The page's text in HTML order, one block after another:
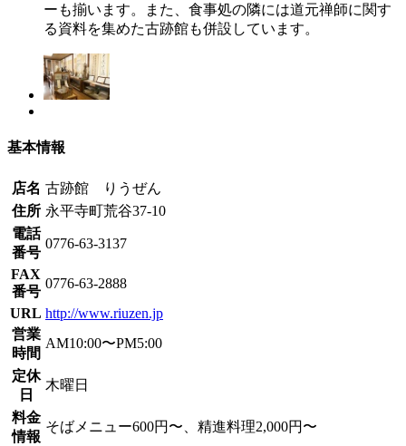
ーも揃います。また、食事処の隣には道元禅師に関す
る資料を集めた古跡館も併設しています。
基本情報
店名 古跡館 りうぜん
住所 永平寺町荒谷37-10
電話
番号
0776-63-3137
FAX
番号
0776-63-2888
URL http://www.riuzen.jp
営業
時間
AM10:00〜PM5:00
定休
日
木曜日
料金
情報
そばメニュー600円〜、精進料理2,000円〜